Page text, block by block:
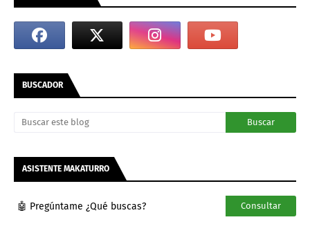
BUSCADOR
ASISTENTE MAKATURRO
🤖 Pregúntame ¿Qué buscas? Consultar